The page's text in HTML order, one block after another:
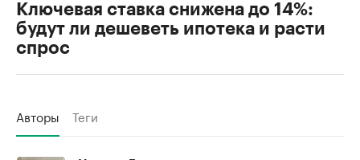
Ключевая ставка снижена до 14%:
будут ли дешеветь ипотека и расти
спрос
Авторы Теги